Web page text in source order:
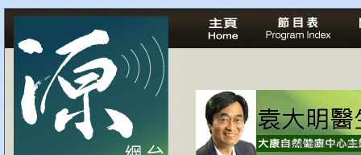
法治社會並不等同
自家教育合法化-